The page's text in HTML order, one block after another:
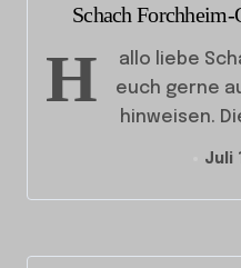
Schach Forchheim-
H
allo liebe
euch gerne
hinweisen.
Juli